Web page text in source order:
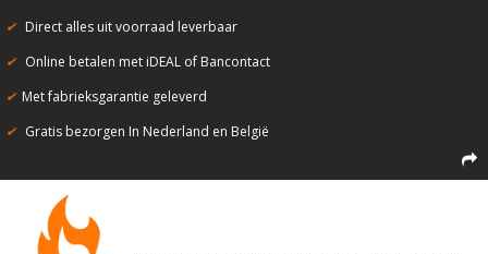
✔ Direct alles uit voorraad leverbaar
✔ Online betalen met iDEAL of Bancontact
✔ Met fabrieksgarantie geleverd
✔ Gratis bezorgen In Nederland en België